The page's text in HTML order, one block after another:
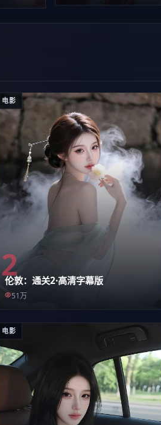
2
电影
伦敦：通关2·高清字幕版
51万
电影